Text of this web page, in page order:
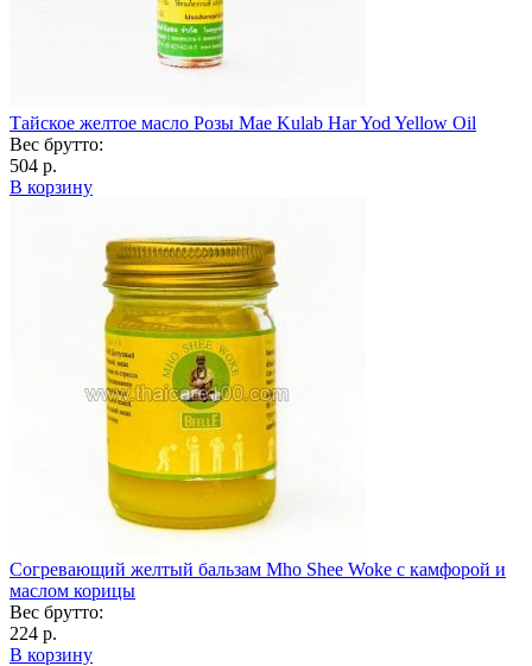
Тайское желтое масло Розы Mae Kulab Har Yod Yellow Oil
Вес брутто:
504 р.
В корзину
Согревающий желтый бальзам Mho Shee Woke с камфорой и
маслом корицы
Вес брутто:
224 р.
В корзину